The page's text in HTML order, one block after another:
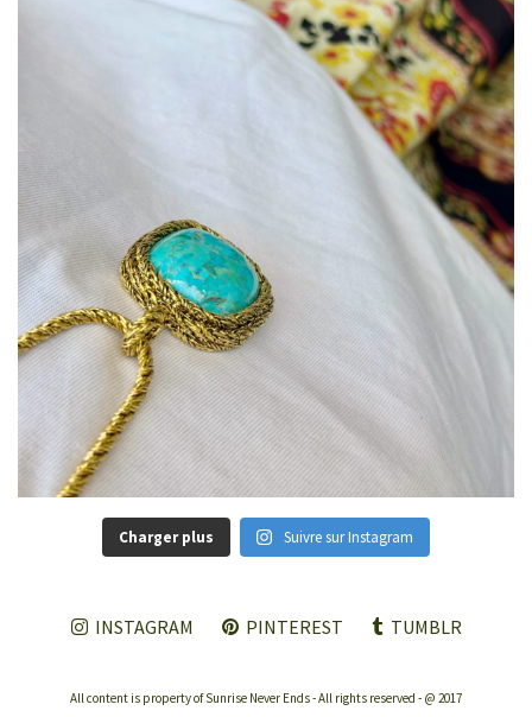
Charger plus Suivre sur Instagram
INSTAGRAM PINTEREST TUMBLR
All content is property of Sunrise Never Ends - All rights reserved - @ 2017